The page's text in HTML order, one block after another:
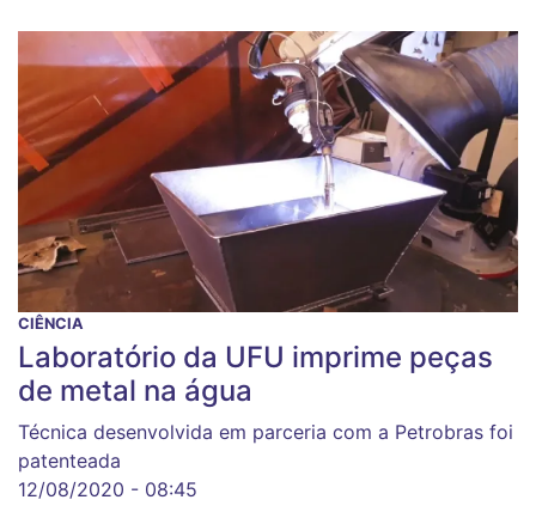
CIÊNCIA
Laboratório da UFU imprime peças
de metal na água
Técnica desenvolvida em parceria com a Petrobras foi
patenteada
12/08/2020 - 08:45